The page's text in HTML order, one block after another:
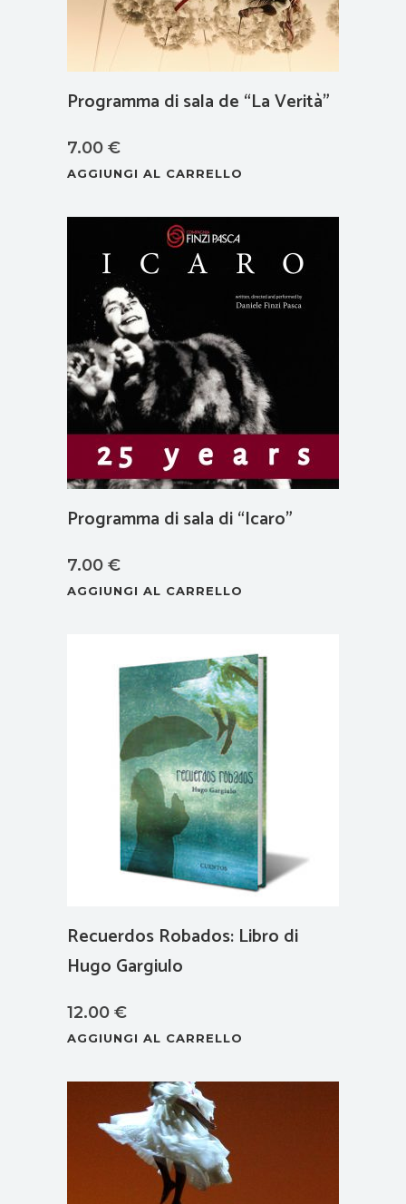
del
prodotto
Programma di sala de “La Verità”
7.00 €
AGGIUNGI AL CARRELLO
Programma di sala di “Icaro”
7.00 €
AGGIUNGI AL CARRELLO
Recuerdos Robados: Libro di
Hugo Gargiulo
12.00 €
AGGIUNGI AL CARRELLO